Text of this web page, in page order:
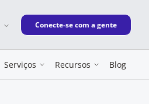
New window
Conecte-se com a gente
Serviços Recursos Blog